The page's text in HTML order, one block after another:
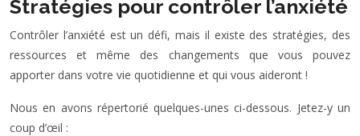
Stratégies pour contrôler l’anxiété
Contrôler l’anxiété est un défi, mais il existe des stratégies, des
ressources et même des changements que vous pouvez
apporter dans votre vie quotidienne et qui vous aideront !
Nous en avons répertorié quelques-unes ci-dessous. Jetez-y un
coup d’œil :